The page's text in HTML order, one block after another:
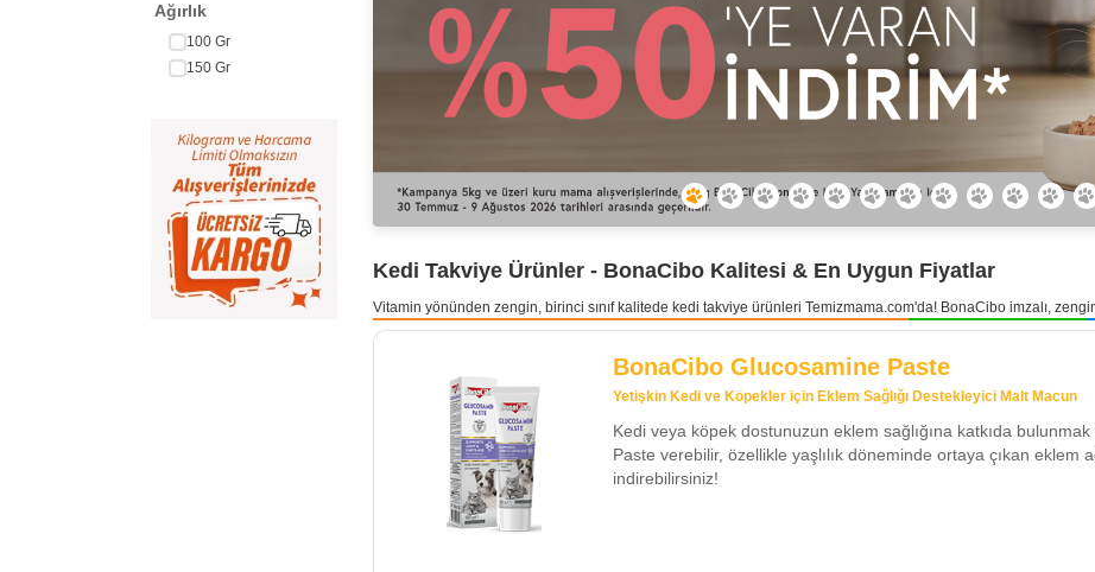
Ağırlık
100 Gr
150 Gr
Kedi Takviye Ürünler - BonaCibo Kalitesi & En Uygun Fiyatlar
Vitamin yönünden zengin, birinci sınıf kalitede kedi takviye ürünleri Temizmama.com'da! BonaCibo imzalı,
BonaCibo Glucosamine Paste
Yetişkin Kedi ve Köpekler için Eklem Sağlığı Destekleyici Malt Macun
Kedi veya köpek dostunuzun eklem sağlığına katkıda
Paste verebilir, özellikle yaşlılık döneminde ortaya çıkan eklem
indirebilirsiniz!